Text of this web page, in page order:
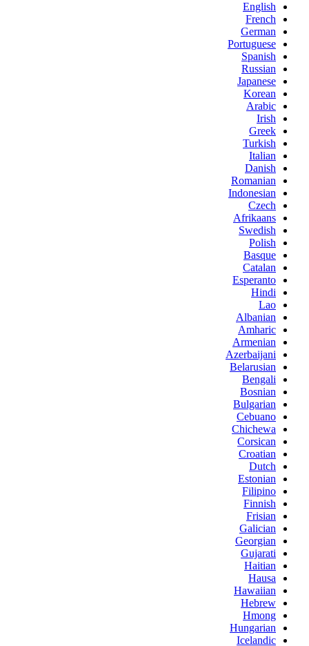
English
French
German
Portuguese
Spanish
Russian
Japanese
Korean
Arabic
Irish
Greek
Turkish
Italian
Danish
Romanian
Indonesian
Czech
Afrikaans
Swedish
Polish
Basque
Catalan
Esperanto
Hindi
Lao
Albanian
Amharic
Armenian
Azerbaijani
Belarusian
Bengali
Bosnian
Bulgarian
Cebuano
Chichewa
Corsican
Croatian
Dutch
Estonian
Filipino
Finnish
Frisian
Galician
Georgian
Gujarati
Haitian
Hausa
Hawaiian
Hebrew
Hmong
Hungarian
Icelandic